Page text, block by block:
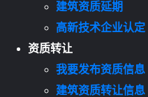
建筑资质延期
高新技术企业认定
资质转让
我要发布资质信息
建筑资质转让信息